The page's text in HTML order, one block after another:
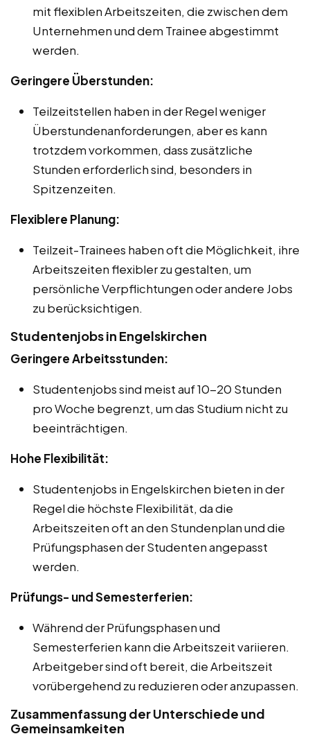
mit flexiblen Arbeitszeiten, die zwischen dem
Unternehmen und dem Trainee abgestimmt
werden.
Geringere Überstunden:
Teilzeitstellen haben in der Regel weniger
Überstundenanforderungen, aber es kann
trotzdem vorkommen, dass zusätzliche
Stunden erforderlich sind, besonders in
Spitzenzeiten.
Flexiblere Planung:
Teilzeit-Trainees haben oft die Möglichkeit, ihre
Arbeitszeiten flexibler zu gestalten, um
persönliche Verpflichtungen oder andere Jobs
zu berücksichtigen.
Studentenjobs in Engelskirchen
Geringere Arbeitsstunden:
Studentenjobs sind meist auf 10-20 Stunden
pro Woche begrenzt, um das Studium nicht zu
beeinträchtigen.
Hohe Flexibilität:
Studentenjobs in Engelskirchen bieten in der
Regel die höchste Flexibilität, da die
Arbeitszeiten oft an den Stundenplan und die
Prüfungsphasen der Studenten angepasst
werden.
Prüfungs- und Semesterferien:
Während der Prüfungsphasen und
Semesterferien kann die Arbeitszeit variieren.
Arbeitgeber sind oft bereit, die Arbeitszeit
vorübergehend zu reduzieren oder anzupassen.
Zusammenfassung der Unterschiede und
Gemeinsamkeiten